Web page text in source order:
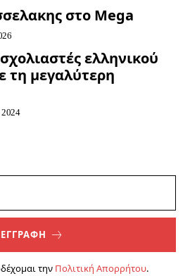
στο Mega
σχολιαστές ελληνικού
τη μεγαλύτερη
2024
ΕΓΓΡΑΦΗ
την Πολιτική Απορρήτου.